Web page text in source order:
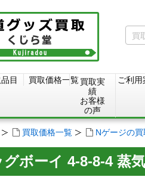
目 買取価格一覧買取実
績
お客様
の声
ご利用
買取価格一覧 Nゲージの
グボーイ 4-8-8-4 蒸